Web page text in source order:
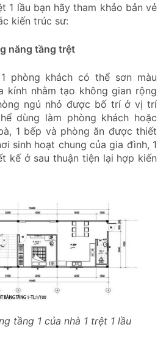
1 lầu bạn hãy tham khảo bản vẻ
kiến trúc sư:
năng tầng trệt
phòng khách có thể sơn màu
kính nhằm tạo không gian rộng
ngủ nhỏ được bố trí ở vị trí
dùng làm phòng khách hoặc
1 bếp và phòng ăn được thiết
sinh hoạt chung của gia đình, 1
kế ở sau thuận tiện lại hợp kiến
tầng 1 của nhà 1 trệt 1 lầu